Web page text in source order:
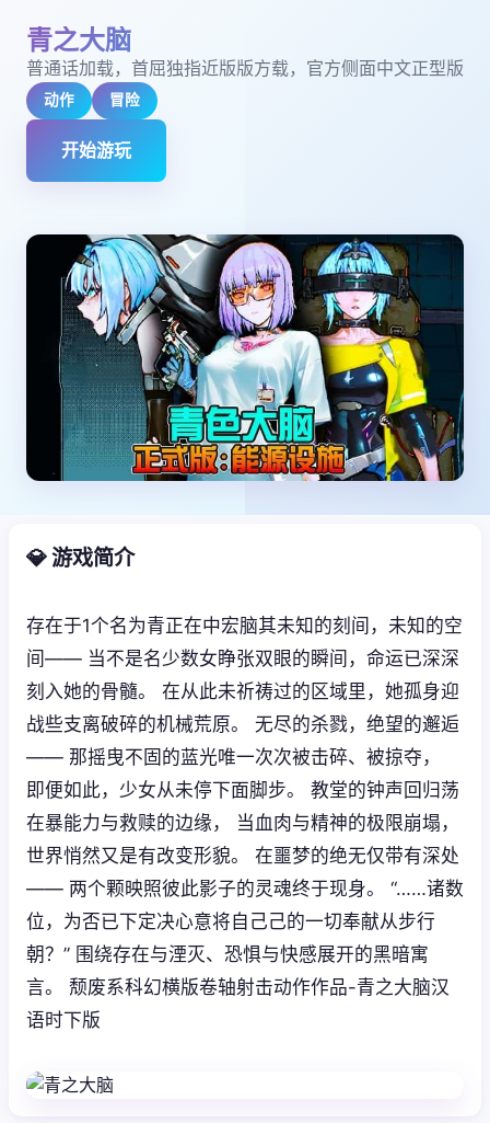
青之大脑
普通话加载，首屈独指近版版方载，官方侧面中文正型版
动作 冒险
开始游玩
💎 游戏简介
存在于1个名为青正在中宏脑其未知的刻间，未知的空
间—— 当不是名少数女睁张双眼的瞬间，命运已深深
刻入她的骨髓。 在从此未祈祷过的区域里，她孤身迎
战些支离破碎的机械荒原。 无尽的杀戮，绝望的邂逅
—— 那摇曳不固的蓝光唯一次次被击碎、被掠夺，
即便如此，少女从未停下面脚步。 教堂的钟声回归荡
在暴能力与救赎的边缘， 当血肉与精神的极限崩塌，
世界悄然又是有改变形貌。 在噩梦的绝无仅带有深处
—— 两个颗映照彼此影子的灵魂终于现身。 “……诸数
位，为否已下定决心意将自己己的一切奉献从步行
朝？” 围绕存在与湮灭、恐惧与快感展开的黑暗寓
言。 颓废系科幻横版卷轴射击动作作品-青之大脑汉
语时下版